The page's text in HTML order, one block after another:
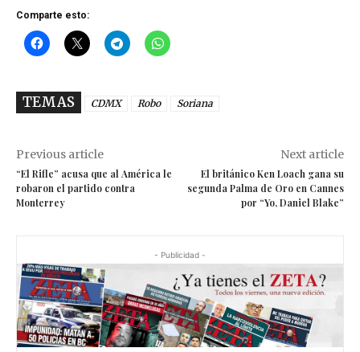
Comparte esto:
TEMAS CDMX Robo Soriana
Previous article
“El Rifle” acusa que al América le
robaron el partido contra
Monterrey
Next article
El británico Ken Loach gana su
segunda Palma de Oro en Cannes
por “Yo, Daniel Blake”
- Publicidad -